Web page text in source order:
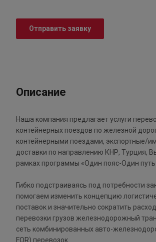
Отправить заявку
Описание
Наша компания предлагает услуги
контейнерных поездов по железной
контейнерными поездами, экспортные/
доставки по направлению КНР, Турция,
рамках программы «Один пояс-Один
Гибко подстраиваясь под потребности
помогаем изменить концепцию
поставок и значительно сократить
перевозки грузов железнодорожный
сеть комбинированных авто-
FOR) перевозок.